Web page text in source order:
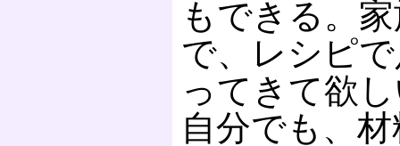
もできる。
で、レシピ
ってきて欲
自分でも、